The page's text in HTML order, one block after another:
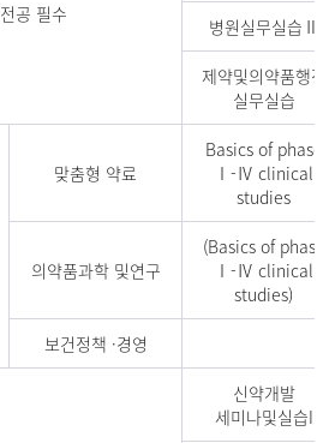
전공 필수
병원실무실습Ⅱ
제약및의약품행정
실무실습
맞춤형 약료
Basics of phase
Ⅰ-Ⅳ clinical
studies
의약품과학 및연구
(Basics of phase
Ⅰ-Ⅳ clinical
studies)
보건정책 ·경영
신약개발
세미나및실습I